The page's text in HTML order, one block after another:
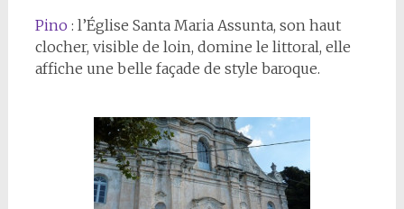
Pino : l’Église Santa Maria Assunta, son haut
clocher, visible de loin, domine le littoral, elle
affiche une belle façade de style baroque.